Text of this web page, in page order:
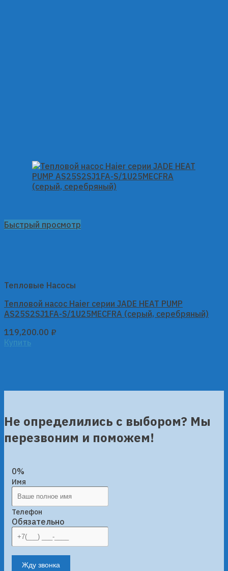
Быстрый просмотр
Тепловые Насосы
Тепловой насос Haier серии JADE HEAT PUMP
AS25S2SJ1FA-S/1U25MECFRA (серый, серебряный)
119,200.00 ₽
Купить
Не определились с выбором? Мы
перезвоним и поможем!
0%
Имя
Телефон
Обязательно
Жду звонка